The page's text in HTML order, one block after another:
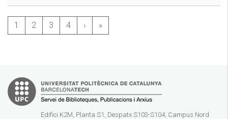
1 2 3 4 › »
Edifici K2M, Planta S1, Despatx S103-S104, Campus Nord